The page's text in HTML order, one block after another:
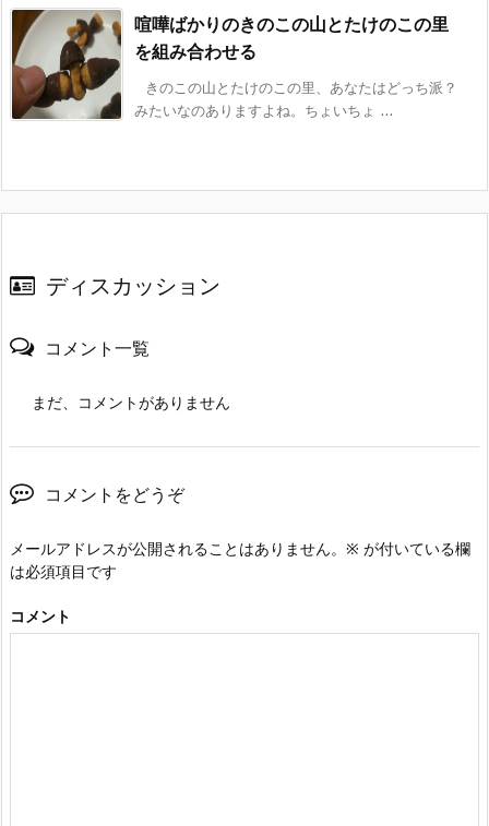
喧嘩ばかりのきのこの山とたけのこの里
を組み合わせる
きのこの山とたけのこの里、あなたはどっち派？
みたいなのありますよね。ちょいちょ ...
ディスカッション
コメント一覧
まだ、コメントがありません
コメントをどうぞ
メールアドレスが公開されることはありません。 ※ が付いている欄
は必須項目です
コメント